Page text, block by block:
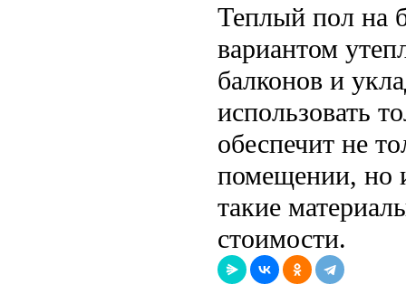
Теплый пол на
вариантом
балконов и
использовать
обеспечит не
помещении, но
такие
стоимости.